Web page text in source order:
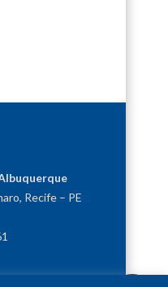
Recife – PE